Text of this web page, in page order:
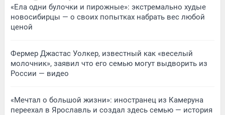
«Ела одни булочки и пирожные»: экстремально худые
новосибирцы — о своих попытках набрать вес любой
ценой
Фермер Джастас Уолкер, известный как «веселый
молочник», заявил что его семью могут выдворить из
России — видео
«Мечтал о большой жизни»: иностранец из Камеруна
переехал в Ярославль и создал здесь семью — история